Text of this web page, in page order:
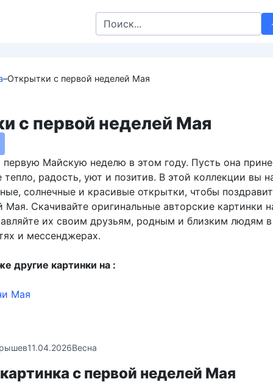
Search
for:
–Открытки с первой неделей Мая
с первой неделей Мая
первую Майскую неделю в этом году. Пусть она
тепло, радость, уют и позитив. В этой коллекции вы
солнечные и красивые открытки, чтобы
Мая. Скачивайте оригинальные авторские картинки
их своим друзьям, родным и близким людям в
и мессенджерах.
другие картинки на :
Мая
11.04.2026Весна
с первой неделей Мая